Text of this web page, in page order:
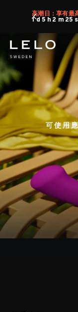
容
高潮日：享有最
1 d 5 h 2 m 23 s
可使用